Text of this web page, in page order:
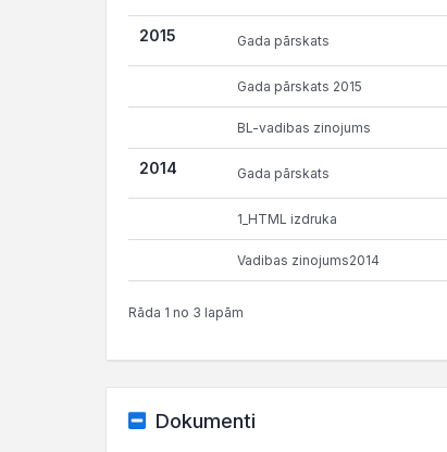
2015 Gada pārskats
Gada pārskats 2015
BL-vadibas zinojums
2014 Gada pārskats
1_HTML izdruka
Vadibas zinojums2014
Rāda 1 no 3 lapām
Dokumenti